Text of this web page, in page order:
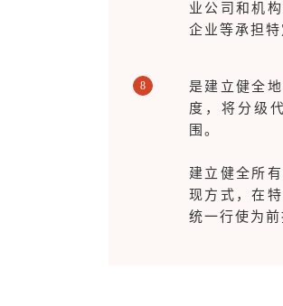
业公司和机
企业等承担
8
是建立健全
度，将分级
围。
建立健全所
现方式，在
统一行使为